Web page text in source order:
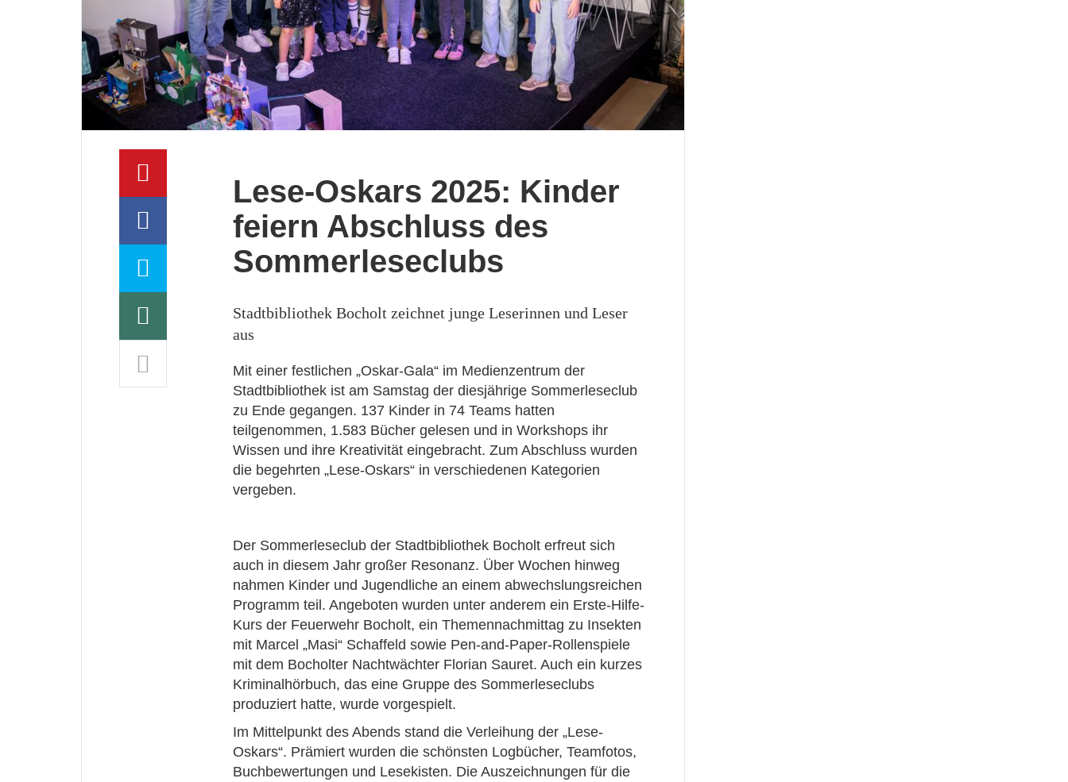
Lese-Oskars 2025: Kinder
feiern Abschluss des
Sommerleseclubs
Stadtbibliothek Bocholt zeichnet junge Leserinnen und Leser
aus
Mit einer festlichen „Oskar-Gala“ im Medienzentrum der
Stadtbibliothek ist am Samstag der diesjährige Sommerleseclub
zu Ende gegangen. 137 Kinder in 74 Teams hatten
teilgenommen, 1.583 Bücher gelesen und in Workshops ihr
Wissen und ihre Kreativität eingebracht. Zum Abschluss wurden
die begehrten „Lese-Oskars“ in verschiedenen Kategorien
vergeben.
Der Sommerleseclub der Stadtbibliothek Bocholt erfreut sich
auch in diesem Jahr großer Resonanz. Über Wochen hinweg
nahmen Kinder und Jugendliche an einem abwechslungsreichen
Programm teil. Angeboten wurden unter anderem ein Erste-Hilfe-
Kurs der Feuerwehr Bocholt, ein Themennachmittag zu Insekten
mit Marcel „Masi“ Schaffeld sowie Pen-and-Paper-Rollenspiele
mit dem Bocholter Nachtwächter Florian Sauret. Auch ein kurzes
Kriminalhörbuch, das eine Gruppe des Sommerleseclubs
produziert hatte, wurde vorgespielt.
Im Mittelpunkt des Abends stand die Verleihung der „Lese-
Oskars“. Prämiert wurden die schönsten Logbücher, Teamfotos,
Buchbewertungen und Lesekisten. Die Auszeichnungen für die